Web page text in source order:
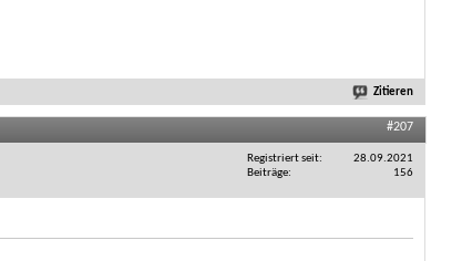
Zitieren
#207
Registriert seit
28.09.2021
Beiträge
156